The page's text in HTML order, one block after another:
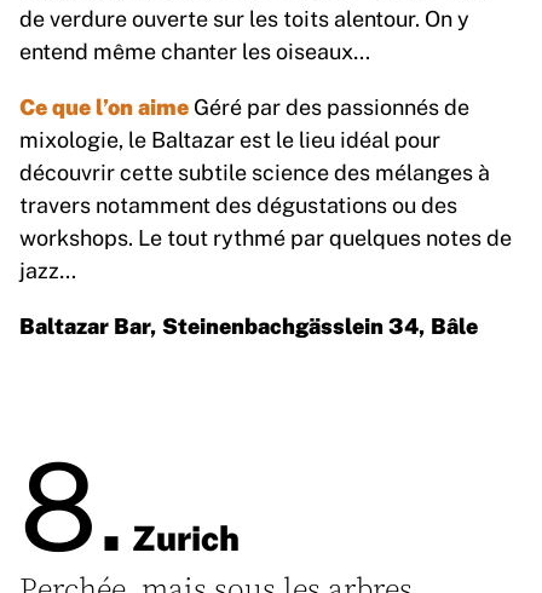
de verdure ouverte sur les toits alentour. On y
entend même chanter les oiseaux…
Ce que l’on aime Géré par des passionnés de
mixologie, le Baltazar est le lieu idéal pour
découvrir cette subtile science des mélanges à
travers notamment des dégustations ou des
workshops. Le tout rythmé par quelques notes de
jazz…
Baltazar Bar, Steinenbachgässlein 34, Bâle
8. Zurich